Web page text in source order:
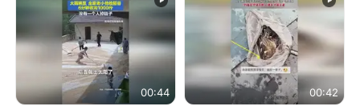
00:44 00:42